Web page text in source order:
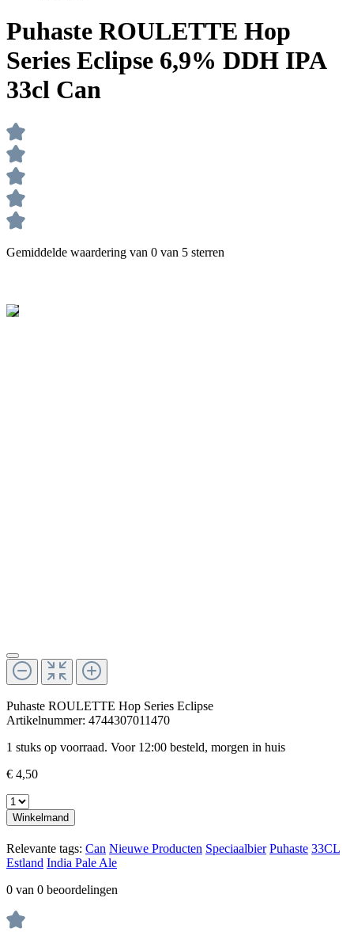
Puhaste ROULETTE Hop
Series Eclipse 6,9% DDH IPA
33cl Can
Gemiddelde waardering van 0 van 5 sterren
Puhaste ROULETTE Hop Series Eclipse
Artikelnummer: 4744307011470
1 stuks op voorraad. Voor 12:00 besteld, morgen in huis
€ 4,50
Winkelmand
Relevante tags: Can Nieuwe Producten Speciaalbier Puhaste 33CL
Estland India Pale Ale
0 van 0 beoordelingen